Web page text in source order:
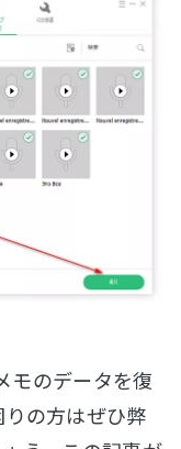
モのデータを復
の方はぜひ弊